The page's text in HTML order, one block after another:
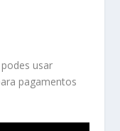
usar
pagamentos